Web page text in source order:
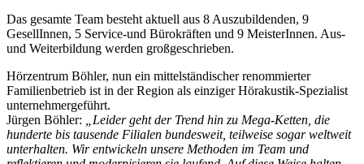
Das gesamte Team besteht aktuell aus 8 Auszubildenden, 9
GesellInnen, 5 Service-und Bürokräften und 9 MeisterInnen. Aus-
und Weiterbildung werden großgeschrieben.
Hörzentrum Böhler, nun ein mittelständischer renommierter
Familienbetrieb ist in der Region als einziger Hörakustik-Spezialist
unternehmergeführt.
Jürgen Böhler: „Leider geht der Trend hin zu Mega-Ketten, die
hunderte bis tausende Filialen bundesweit, teilweise sogar weltweit
unterhalten. Wir entwickeln unsere Methoden im Team und